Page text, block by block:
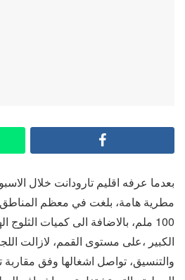
بعدما عرفه اقليم تارودانت خلال
مطرية هامة، بلغت في معظم المناطق
100 ملم، بالاضافة الى كميات
الكبير ،على مستوى القمم، لازالت
والتنسيق، تواصل اشغالها وفق